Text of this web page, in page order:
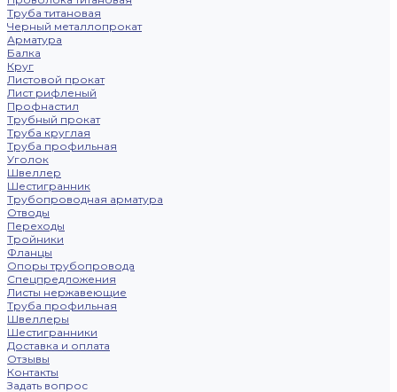
Труба титановая
Черный металлопрокат
Арматура
Балка
Круг
Листовой прокат
Лист рифленый
Профнастил
Трубный прокат
Труба круглая
Труба профильная
Уголок
Швеллер
Шестигранник
Трубопроводная арматура
Отводы
Переходы
Тройники
Фланцы
Опоры трубопровода
Спецпредложения
Листы нержавеющие
Труба профильная
Швеллеры
Шестигранники
Доставка и оплата
Отзывы
Контакты
Задать вопрос